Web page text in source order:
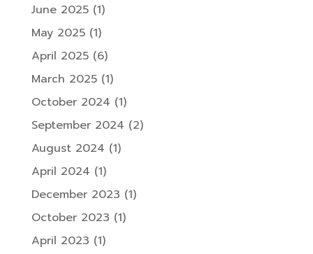
June 2025(1)
May 2025(1)
April 2025(6)
March 2025(1)
October 2024 (1)
September 2024 (2)
August 2024 (1)
April 2024 (1)
December 2023 (1)
October 2023 (1)
April 2023 (1)